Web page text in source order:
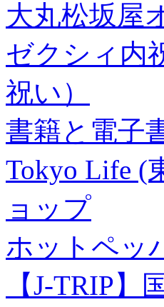
大丸松坂屋
ゼクシィ内
祝い）
書籍と電子
Tokyo Life (
ョップ
ホットペッ
【J-TRIP